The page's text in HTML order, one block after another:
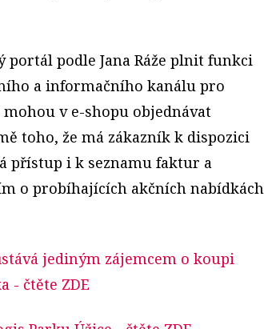
podle Jana Ráže plnit funkci
a informačního kanálu pro
v e-shopu objednávat
toho, že má zákazník k dispozici
přístup i k seznamu faktur a
o probíhajících akčních nabídkách
jediným zájemcem o koupi
- čtěte ZDE